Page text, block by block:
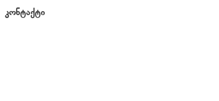
ᲙᲝᲜᲢᲐᲥᲢᲘ